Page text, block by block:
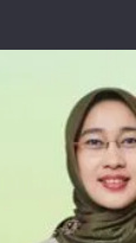
Politik Uang